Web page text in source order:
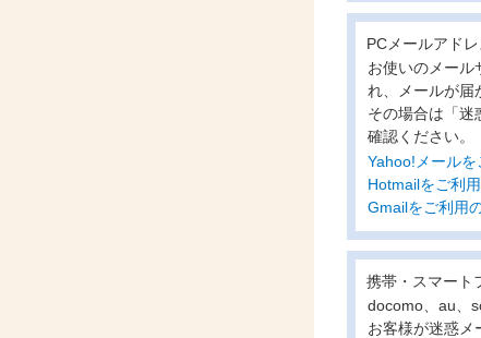
PCメールアド
お使いのメール
れ、メールが届
その場合は「迷
確認ください。
Yahoo!メール
Hotmailをご利
Gmailをご利用
携帯・スマート
docomo、au、
お客様が迷惑メ